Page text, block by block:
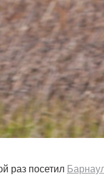
раз посетил